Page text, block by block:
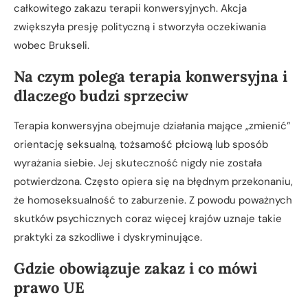
całkowitego zakazu terapii konwersyjnych. Akcja
zwiększyła presję polityczną i stworzyła oczekiwania
wobec Brukseli.
Na czym polega terapia konwersyjna i
dlaczego budzi sprzeciw
Terapia konwersyjna obejmuje działania mające „zmienić”
orientację seksualną, tożsamość płciową lub sposób
wyrażania siebie. Jej skuteczność nigdy nie została
potwierdzona. Często opiera się na błędnym przekonaniu,
że homoseksualność to zaburzenie. Z powodu poważnych
skutków psychicznych coraz więcej krajów uznaje takie
praktyki za szkodliwe i dyskryminujące.
Gdzie obowiązuje zakaz i co mówi
prawo UE